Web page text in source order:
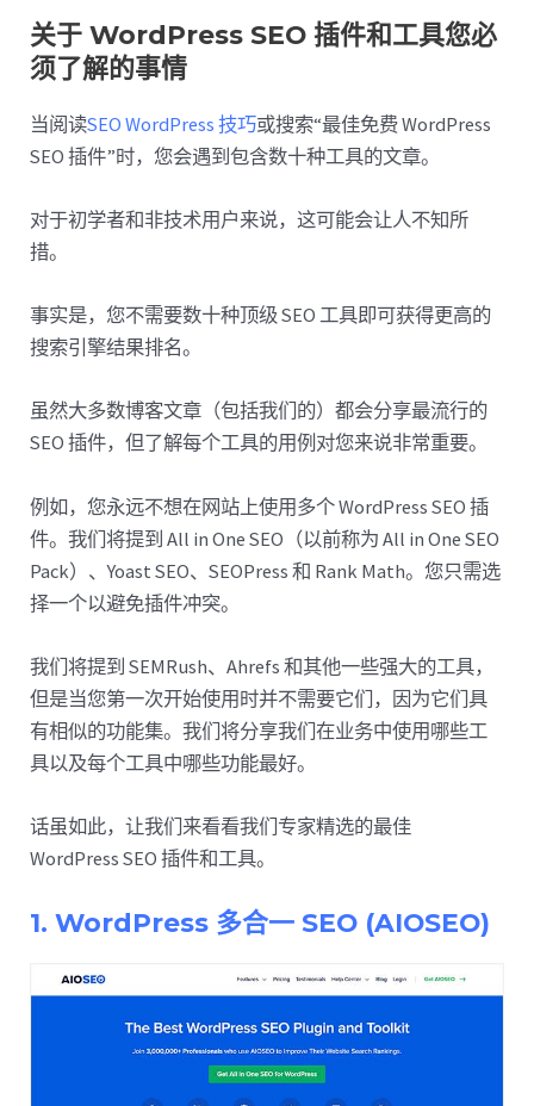
关于 WordPress SEO 插件和工具您必
须了解的事情
当阅读SEO WordPress 技巧或搜索“最佳免费 WordPress
SEO 插件”时，您会遇到包含数十种工具的文章。
对于初学者和非技术用户来说，这可能会让人不知所
措。
事实是，您不需要数十种顶级 SEO 工具即可获得更高的
搜索引擎结果排名。
虽然大多数博客文章（包括我们的）都会分享最流行的
SEO 插件，但了解每个工具的用例对您来说非常重要。
例如，您永远不想在网站上使用多个 WordPress SEO 插
件。我们将提到 All in One SEO（以前称为 All in One SEO
Pack）、Yoast SEO、SEOPress 和 Rank Math。您只需选
择一个以避免插件冲突。
我们将提到 SEMRush、Ahrefs 和其他一些强大的工具，
但是当您第一次开始使用时并不需要它们，因为它们具
有相似的功能集。我们将分享我们在业务中使用哪些工
具以及每个工具中哪些功能最好。
话虽如此，让我们来看看我们专家精选的最佳
WordPress SEO 插件和工具。
1. WordPress 多合一 SEO (AIOSEO)